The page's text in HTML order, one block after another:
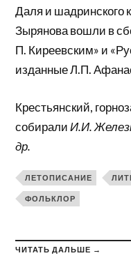
Даля и шадринского
Зырянова вошли в
П. Киреевским» и
изданные Л.П.
Крестьянский,
собиралиИ.И.
др.
ЛЕТОПИСАНИЕ
ФОЛЬКЛОР
ЧИТАТЬ ДАЛЬШЕ →